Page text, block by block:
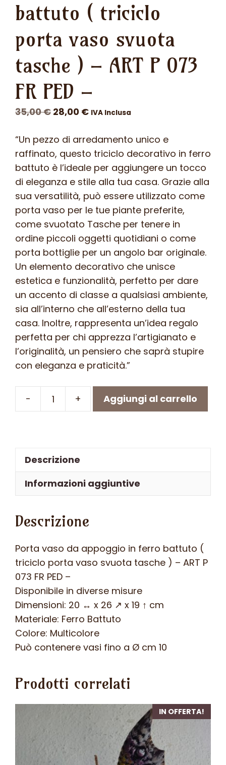
battuto ( triciclo
porta vaso svuota
tasche ) – ART P 073
FR PED –
35,00€ Il
originale
era:
35,00 €.
28,00 €Il
attuale
è:
28,00 €.
IVA Inclusa
“Un pezzo di arredamento unico e
raffinato, questo triciclo decorativo in ferro
battuto è l’ideale per aggiungere un tocco
di eleganza e stile alla tua casa. Grazie alla
sua versatilità, può essere utilizzato come
porta vaso per le tue piante preferite,
come svuotato Tasche per tenere in
ordine piccoli oggetti quotidiani o come
porta bottiglie per un angolo bar originale.
Un elemento decorativo che unisce
estetica e funzionalità, perfetto per dare
un accento di classe a qualsiasi ambiente,
sia all’interno che all’esterno della tua
casa. Inoltre, rappresenta un’idea regalo
perfetta per chi apprezza l’artigianato e
l’originalità, un pensiero che saprà stupire
con eleganza e praticità.”
-
Porta
ferro
battuto
vaso
svuota
)
-
ART
P
073
-
quantità
+ Aggiungi al carrello
Descrizione
Informazioni aggiuntive
Descrizione
Porta vaso da appoggio in ferro battuto (
triciclo porta vaso svuota tasche ) – ART P
073 FR PED –
Disponibile in diverse misure
Dimensioni: 20 ↔ x 26 ↗ x 19 ↑ cm
Materiale: Ferro Battuto
Colore: Multicolore
Può contenere vasi fino a Ø cm 10
Prodotti correlati
IN OFFERTA!